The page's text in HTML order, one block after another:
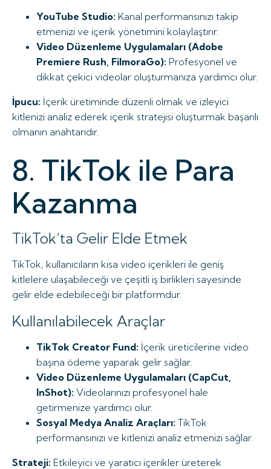
YouTube Studio: Kanal performansınızı takip
etmenizi ve içerik yönetimini kolaylaştırır.
Video Düzenleme Uygulamaları (Adobe
Premiere Rush, FilmoraGo): Profesyonel ve
dikkat çekici videolar oluşturmanıza yardımcı olur.
İpucu: İçerik üretiminde düzenli olmak ve izleyici
kitlenizi analiz ederek içerik stratejisi oluşturmak başarılı
olmanın anahtarıdır.
8. TikTok ile Para
Kazanma
TikTok’ta Gelir Elde Etmek
TikTok, kullanıcıların kısa video içerikleri ile geniş
kitlelere ulaşabileceği ve çeşitli iş birlikleri sayesinde
gelir elde edebileceği bir platformdur.
Kullanılabilecek Araçlar
TikTok Creator Fund: İçerik üreticilerine video
başına ödeme yaparak gelir sağlar.
Video Düzenleme Uygulamaları (CapCut,
InShot): Videolarınızı profesyonel hale
getirmenize yardımcı olur.
Sosyal Medya Analiz Araçları: TikTok
performansınızı ve kitlenizi analiz etmenizi sağlar.
Strateji: Etkileyici ve yaratıcı içerikler üreterek